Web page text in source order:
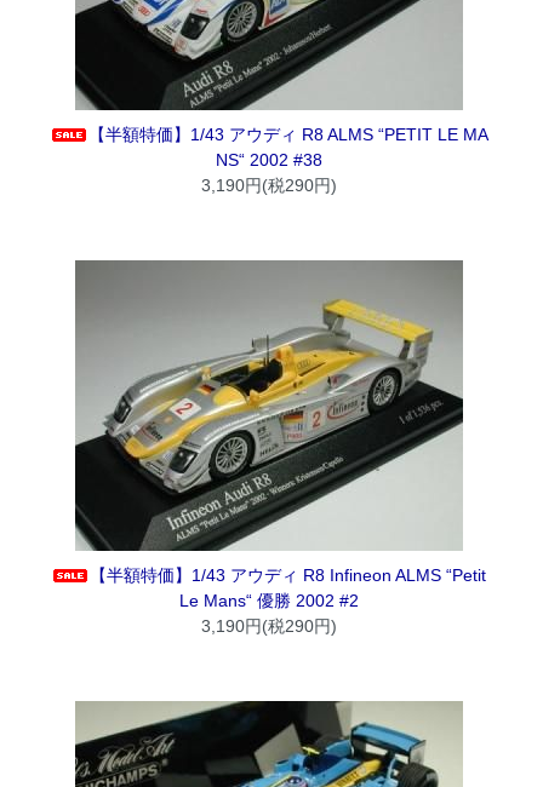
【半額特価】1/43 アウディ R8 ALMS “PETIT LE MA
NS“ 2002 #38
3,190円(税290円)
【半額特価】1/43 アウディ R8 Infineon ALMS “Petit
Le Mans“ 優勝 2002 #2
3,190円(税290円)